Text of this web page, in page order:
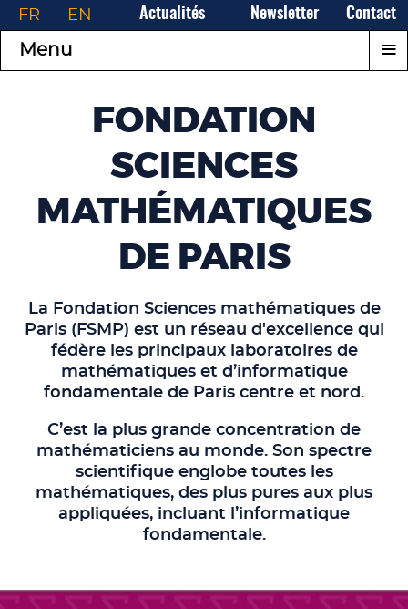
Actualités Newsletter Contact
FR EN
Menu ≡
FONDATION
SCIENCES
MATHÉMATIQUES
DE PARIS
La Fondation Sciences mathématiques de
Paris (FSMP) est un réseau d'excellence qui
fédère les principaux laboratoires de
mathématiques et d’informatique
fondamentale de Paris centre et nord.
C’est la plus grande concentration de
mathématiciens au monde. Son spectre
scientifique englobe toutes les
mathématiques, des plus pures aux plus
appliquées, incluant l’informatique
fondamentale.